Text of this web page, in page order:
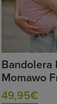
Bandolera
Momawo
49,95€